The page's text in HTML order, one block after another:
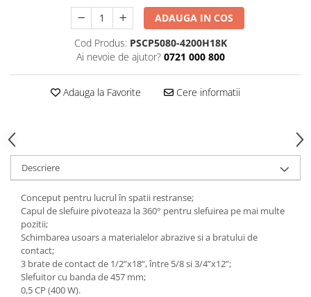
Tăiere și nituire pneumatică
ADAUGA IN COS
Cod Produs: PSCP5080-4200H18K
Ai nevoie de ajutor? 0721 000 800
Adauga la Favorite Cere informatii
Descriere
Conceput pentru lucrul în spatii restranse;
Capul de slefuire pivoteaza la 360° pentru slefuirea pe mai multe
pozitii;
Schimbarea usoars a materialelor abrazive si a bratului de
contact;
3 brate de contact de 1/2”x18“, între 5/8 si 3/4”x12”;
Slefuitor cu banda de 457 mm;
0,5 CP (400 W).